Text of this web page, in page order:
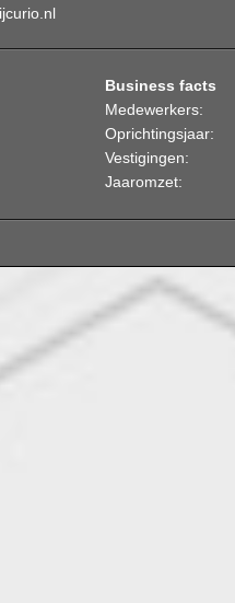
Business facts
Medewerkers:
Oprichtingsjaar:
Vestigingen:
Jaaromzet: